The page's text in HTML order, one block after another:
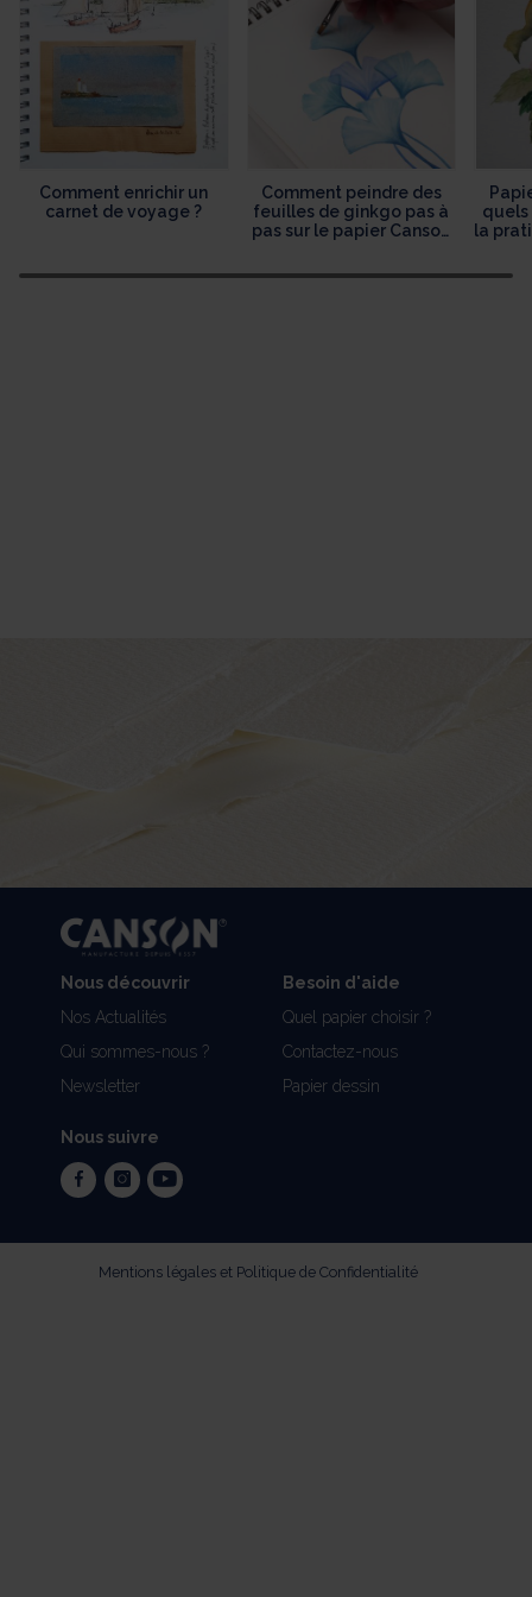
Comment enrichir un
carnet de voyage ?
Comment peindre des
feuilles de ginkgo pas à
pas sur le papier Canson
quels
la
Nous découvrir
Nos Actualités
Qui sommes-nous ?
Newsletter
Besoin d'aide
Quel papier choisir ?
Contactez-nous
Papier dessin
Nous suivre
facebookinstagram
youtube
Mentions légales et Politique de Confidentialité